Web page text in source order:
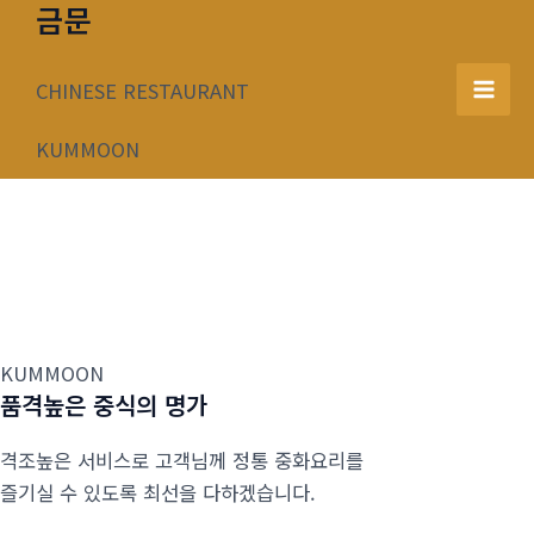
너
금문
CHINESE RESTAURANT
KUMMOON
Main
KUMMOON
품격높은 중식의 명가
격조높은 서비스로 고객님께 정통 중화요리를
즐기실 수 있도록 최선을 다하겠습니다.